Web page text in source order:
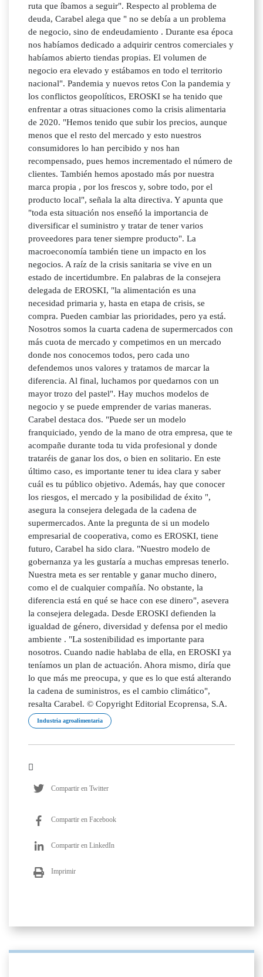
ruta que íbamos a seguir". Respecto al problema de
deuda, Carabel alega que " no se debía a un problema
de negocio, sino de endeudamiento . Durante esa época
nos habíamos dedicado a adquirir centros comerciales y
habíamos abierto tiendas propias. El volumen de
negocio era elevado y estábamos en todo el territorio
nacional". Pandemia y nuevos retos Con la pandemia y
los conflictos geopolíticos, EROSKI se ha tenido que
enfrentar a otras situaciones como la crisis alimentaria
de 2020. "Hemos tenido que subir los precios, aunque
menos que el resto del mercado y esto nuestros
consumidores lo han percibido y nos han
recompensado, pues hemos incrementado el número de
clientes. También hemos apostado más por nuestra
marca propia , por los frescos y, sobre todo, por el
producto local", señala la alta directiva. Y apunta que
"toda esta situación nos enseñó la importancia de
diversificar el suministro y tratar de tener varios
proveedores para tener siempre producto". La
macroeconomía también tiene un impacto en los
negocios. A raíz de la crisis sanitaria se vive en un
estado de incertidumbre. En palabras de la consejera
delegada de EROSKI, "la alimentación es una
necesidad primaria y, hasta en etapa de crisis, se
compra. Pueden cambiar las prioridades, pero ya está.
Nosotros somos la cuarta cadena de supermercados con
más cuota de mercado y competimos en un mercado
donde nos conocemos todos, pero cada uno
defendemos unos valores y tratamos de marcar la
diferencia. Al final, luchamos por quedarnos con un
mayor trozo del pastel". Hay muchos modelos de
negocio y se puede emprender de varias maneras.
Carabel destaca dos. "Puede ser un modelo
franquiciado, yendo de la mano de otra empresa, que te
acompañe durante toda tu vida profesional y donde
trataréis de ganar los dos, o bien en solitario. En este
último caso, es importante tener tu idea clara y saber
cuál es tu público objetivo. Además, hay que conocer
los riesgos, el mercado y la posibilidad de éxito ",
asegura la consejera delegada de la cadena de
supermercados. Ante la pregunta de si un modelo
empresarial de cooperativa, como es EROSKI, tiene
futuro, Carabel ha sido clara. "Nuestro modelo de
gobernanza ya les gustaría a muchas empresas tenerlo.
Nuestra meta es ser rentable y ganar mucho dinero,
como el de cualquier compañía. No obstante, la
diferencia está en qué se hace con ese dinero", asevera
la consejera delegada. Desde EROSKI defienden la
igualdad de género, diversidad y defensa por el medio
ambiente . "La sostenibilidad es importante para
nosotros. Cuando nadie hablaba de ella, en EROSKI ya
teníamos un plan de actuación. Ahora mismo, diría que
lo que más me preocupa, y que es lo que está alterando
la cadena de suministros, es el cambio climático",
resalta Carabel. © Copyright Editorial Ecoprensa, S.A.
Industria agroalimentaria
Compartir en Twitter
Compartir en Facebook
Compartir en LinkedIn
Imprimir